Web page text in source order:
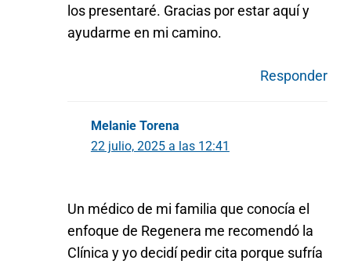
los presentaré. Gracias por estar aquí y
ayudarme en mi camino.
Responder
Melanie Torena
22 julio, 2025 a las 12:41
Un médico de mi familia que conocía el
enfoque de Regenera me recomendó la
Clínica y yo decidí pedir cita porque sufría